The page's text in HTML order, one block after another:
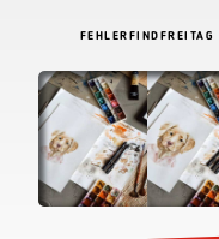
FEHLERFINDFREITAG